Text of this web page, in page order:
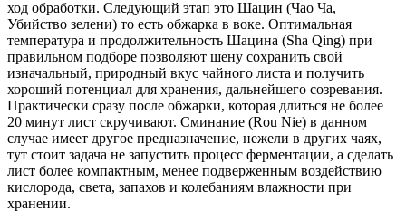
ход обработки. Следующий этап это Шацин (Чао Ча,
Убийство зелени) то есть обжарка в воке. Оптимальная
температура и продолжительность Шацина (Sha Qing) при
правильном подборе позволяют шену сохранить свой
изначальный, природный вкус чайного листа и получить
хороший потенциал для хранения, дальнейшего созревания.
Практически сразу после обжарки, которая длиться не более
20 минут лист скручивают. Сминание (Rou Nie) в данном
случае имеет другое предназначение, нежели в других чаях,
тут стоит задача не запустить процесс ферментации, а сделать
лист более компактным, менее подверженным воздействию
кислорода, света, запахов и колебаниям влажности при
хранении.